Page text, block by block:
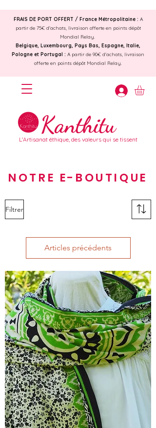
Kanthitu
L'Artisanat éthique, des valeurs qui se tissent
FRAIS DE PORT OFFERT / France Métropolitaine : A
partir de 75€ d'achats, livraison offerte en points dépôt
Mondial Relay.
Belgique, Luxembourg, Pays Bas, Espagne, Italie,
Pologne et Portugal : A partir de 90€ d'achats, livraison
offerte en points dépôt Mondial Relay.
NOTRE E-BOUTIQUE
Filtrer
Articles précédents